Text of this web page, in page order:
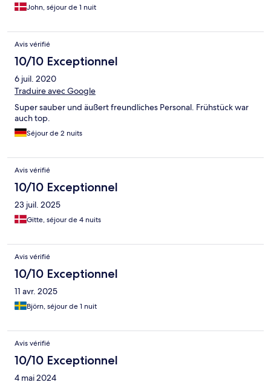
spise (alt booket), men morgenmaden var fin, og blev serveret
på terrassen med udsigt til floden. En dejlig overnatning og vi
John, séjour de 1 nuit
Avis vérifié
10/10 Exceptionnel
6 juil. 2020
Traduire avec Google
Super sauber und äußert freundliches Personal. Frühstück war
auch top.
Séjour de 2 nuits
Avis vérifié
10/10 Exceptionnel
23 juil. 2025
Gitte, séjour de 4 nuits
Avis vérifié
10/10 Exceptionnel
11 avr. 2025
Björn, séjour de 1 nuit
Avis vérifié
10/10 Exceptionnel
4 mai 2024